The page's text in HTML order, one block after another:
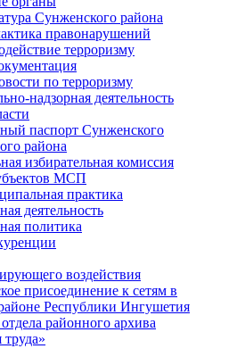
Сунженского района
правонарушений
терроризму
по терроризму
надзорная деятельность
паспорт Сунженского
района
избирательная комиссия
МСП
практика
деятельность
политика
воздействия
присоединение к сетям в
Республики Ингушетия
районного архива
труда»